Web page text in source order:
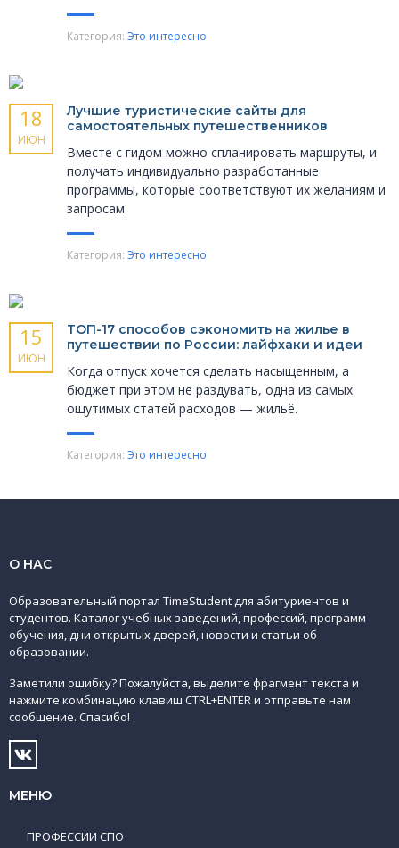
Категория: Это интересно
18
ИЮН
Лучшие туристические сайты для
самостоятельных путешественников
Вместе с гидом можно спланировать маршруты, и
получать индивидуально разработанные
программы, которые соответствуют их желаниям и
запросам.
Категория: Это интересно
15
ИЮН
ТОП-17 способов сэкономить на жилье в
путешествии по России: лайфхаки и идеи
Когда отпуск хочется сделать насыщенным, а
бюджет при этом не раздувать, одна из самых
ощутимых статей расходов — жильё.
Категория: Это интересно
О НАС
Образовательный портал TimeStudent для абитуриентов и
студентов. Каталог учебных заведений, профессий, программ
обучения, дни открытых дверей, новости и статьи об
образовании.
Заметили ошибку? Пожалуйста, выделите фрагмент текста и
нажмите комбинацию клавиш CTRL+ENTER и отправьте нам
сообщение. Спасибо!
МЕНЮ
ПРОФЕССИИ СПО